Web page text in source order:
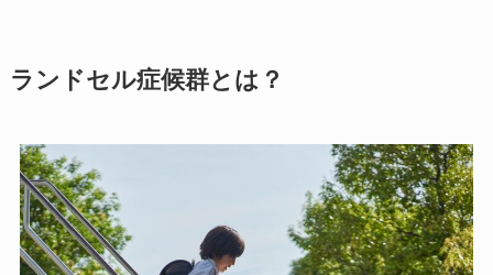
ランドセル症候群とは？